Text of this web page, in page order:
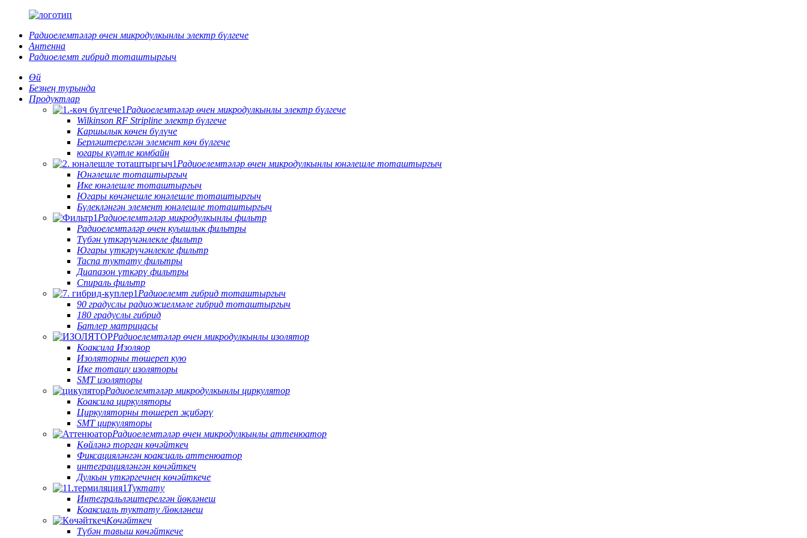
Радиоелемтәләр өчен микродулкынлы электр бүлгече
Антенна
Радиоелемт гибрид тоташтыргыч
Өй
Безнең турында
Продуктлар
Радиоелемтәләр өчен микродулкынлы электр бүлгече
Wilkinson RF Stripline электр бүлгече
Каршылык көчен бүлүче
Берләштерелгән элемент көч бүлгече
югары куәтле комбайн
Радиоелемтәләр өчен микродулкынлы юнәлешле тоташтыргыч
Юнәлешле тоташтыргыч
Ике юнәлешле тоташтыргыч
Югары көчәнешле юнәлешле тоташтыргыч
Бүлекләнгән элемент юнәлешле тоташтыргыч
Радиоелемтәләр микродулкынлы фильтр
Радиоелемтәләр өчен куышлык фильтры
Түбән үткәрүчәнлекле фильтр
Югары үткәрүчәнлекле фильтр
Таспа туктату фильтры
Диапазон үткәрү фильтры
Спираль фильтр
Радиоелемт гибрид тоташтыргыч
90 градуслы радиожиелмәле гибрид тоташтыргыч
180 градуслы гибрид
Батлер матрицасы
Радиоелемтәләр өчен микродулкынлы изолятор
Коаксила Изоляор
Изоляторны төшереп кую
Ике тоташу изоляторы
SMT изоляторы
Радиоелемтәләр микродулкынлы циркулятор
Коаксила циркуляторы
Циркуляторны төшереп җибәрү
SMT циркуляторы
Радиоелемтәләр өчен микродулкынлы аттенюатор
Көйләнә торган көчәйткеч
Фиксацияләнгән коаксиаль аттенюатор
интеграцияләнгән көчәйткеч
Дулкын үткәргечнең көчәйткече
Туктату
Интегральләштерелгән йөкләнеш
Коаксиаль туктату /йөкләнеш
Көчәйткеч
Түбән тавыш көчәйткече